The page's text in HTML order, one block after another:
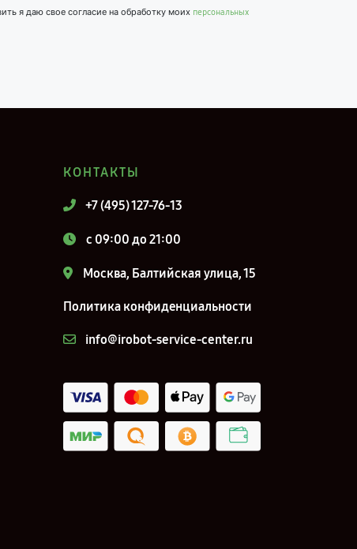
я даю свое согласие на обработку моих персональных
КОНТАКТЫ
+7 (495) 127-76-13
c 09:00 до 21:00
Москва, Балтийская улица, 15
Политика конфиденциальности
info@irobot-service-center.ru